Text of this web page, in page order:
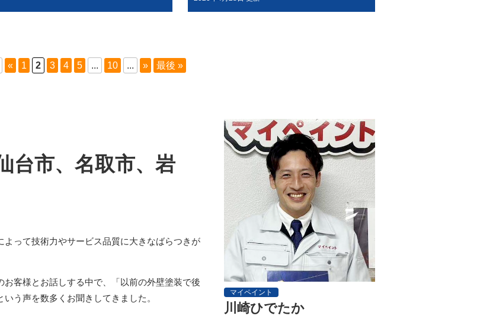
« 1 2 3 4 5 ... 10 ... » 最後 »
台市、名取市、岩
って技術力やサービス品質に大きなばらつきが
客様とお話しする中で、「以前の外壁塗装で後
う声を数多くお聞きしてきました。
マイペイント
川崎ひでたか